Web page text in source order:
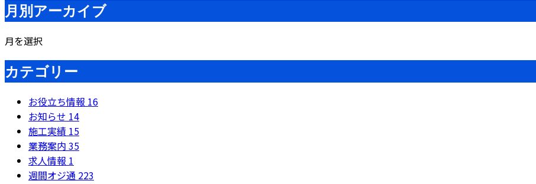
月別アーカイブ
月を選択
カテゴリー
お役立ち情報 16
お知らせ 14
施工実績 15
業務案内 35
求人情報 1
週間オジ通 223